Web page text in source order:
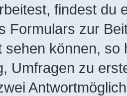
findest du
Formulars zur
sehen können,
Umfragen zu